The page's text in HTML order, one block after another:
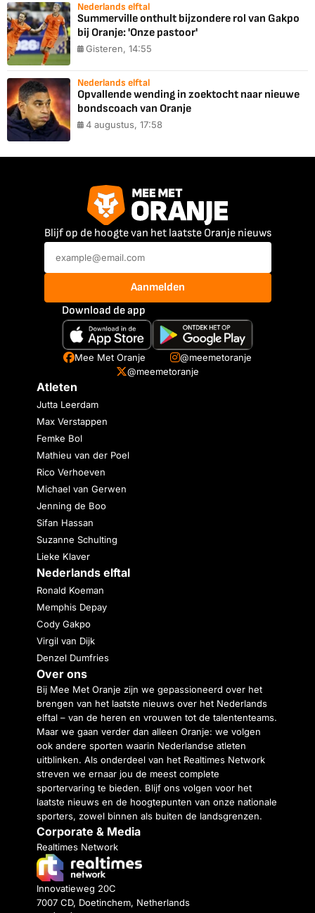
Nederlands elftal
Summerville onthult bijzondere rol van Gakpo
bij Oranje: 'Onze pastoor'
Gisteren, 14:55
Nederlands elftal
Opvallende wending in zoektocht naar nieuwe
bondscoach van Oranje
4 augustus, 17:58
Blijf op de hoogte van het laatste Oranje nieuws
Aanmelden
Download de app
Mee Met Oranje
@meemetoranje
@meemetoranje
Atleten
Jutta Leerdam
Max Verstappen
Femke Bol
Mathieu van der Poel
Rico Verhoeven
Michael van Gerwen
Jenning de Boo
Sifan Hassan
Suzanne Schulting
Lieke Klaver
Nederlands elftal
Ronald Koeman
Memphis Depay
Cody Gakpo
Virgil van Dijk
Denzel Dumfries
Over ons
Bij Mee Met Oranje zijn we gepassioneerd over het
brengen van het laatste nieuws over het Nederlands
elftal – van de heren en vrouwen tot de talententeams.
Maar we gaan verder dan alleen Oranje: we volgen
ook andere sporten waarin Nederlandse atleten
uitblinken. Als onderdeel van het Realtimes Network
streven we ernaar jou de meest complete
sportervaring te bieden. Blijf ons volgen voor het
laatste nieuws en de hoogtepunten van onze nationale
sporters, zowel binnen als buiten de landsgrenzen.
Corporate & Media
Realtimes Network
Innovatieweg 20C
7007 CD, Doetinchem, Netherlands